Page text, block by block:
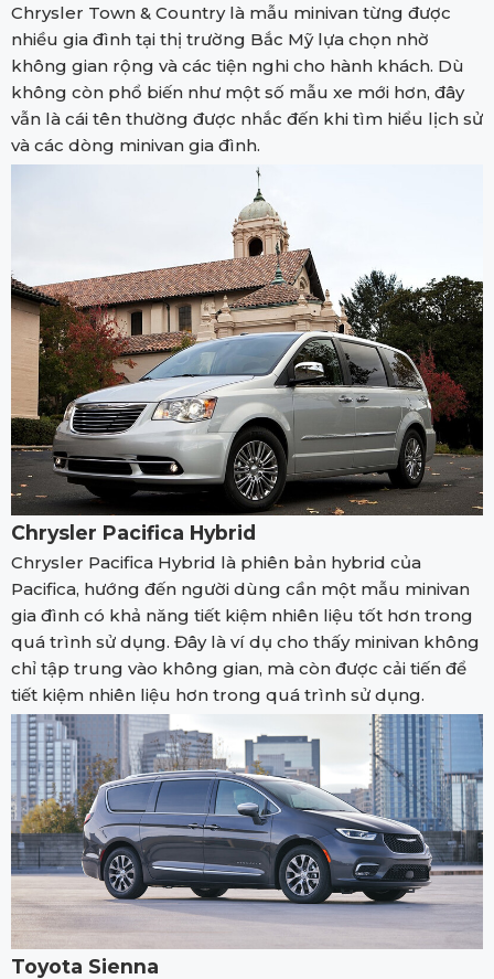
Chrysler Town & Country là mẫu minivan từng được
nhiều gia đình tại thị trường Bắc Mỹ lựa chọn nhờ
không gian rộng và các tiện nghi cho hành khách. Dù
không còn phổ biến như một số mẫu xe mới hơn, đây
vẫn là cái tên thường được nhắc đến khi tìm hiểu lịch sử
và các dòng minivan gia đình.
Chrysler Pacifica Hybrid
Chrysler Pacifica Hybrid là phiên bản hybrid của
Pacifica, hướng đến người dùng cần một mẫu minivan
gia đình có khả năng tiết kiệm nhiên liệu tốt hơn trong
quá trình sử dụng. Đây là ví dụ cho thấy minivan không
chỉ tập trung vào không gian, mà còn được cải tiến để
tiết kiệm nhiên liệu hơn trong quá trình sử dụng.
Toyota Sienna